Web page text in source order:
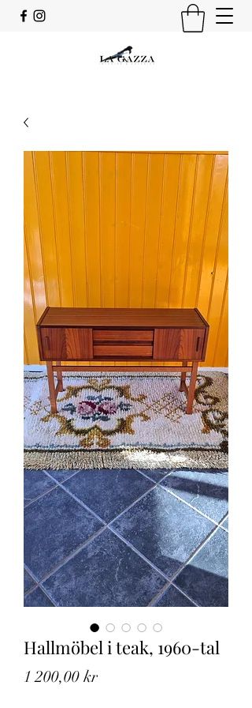
Hallmöbel i teak, 1960-tal
1 200,00 krPris